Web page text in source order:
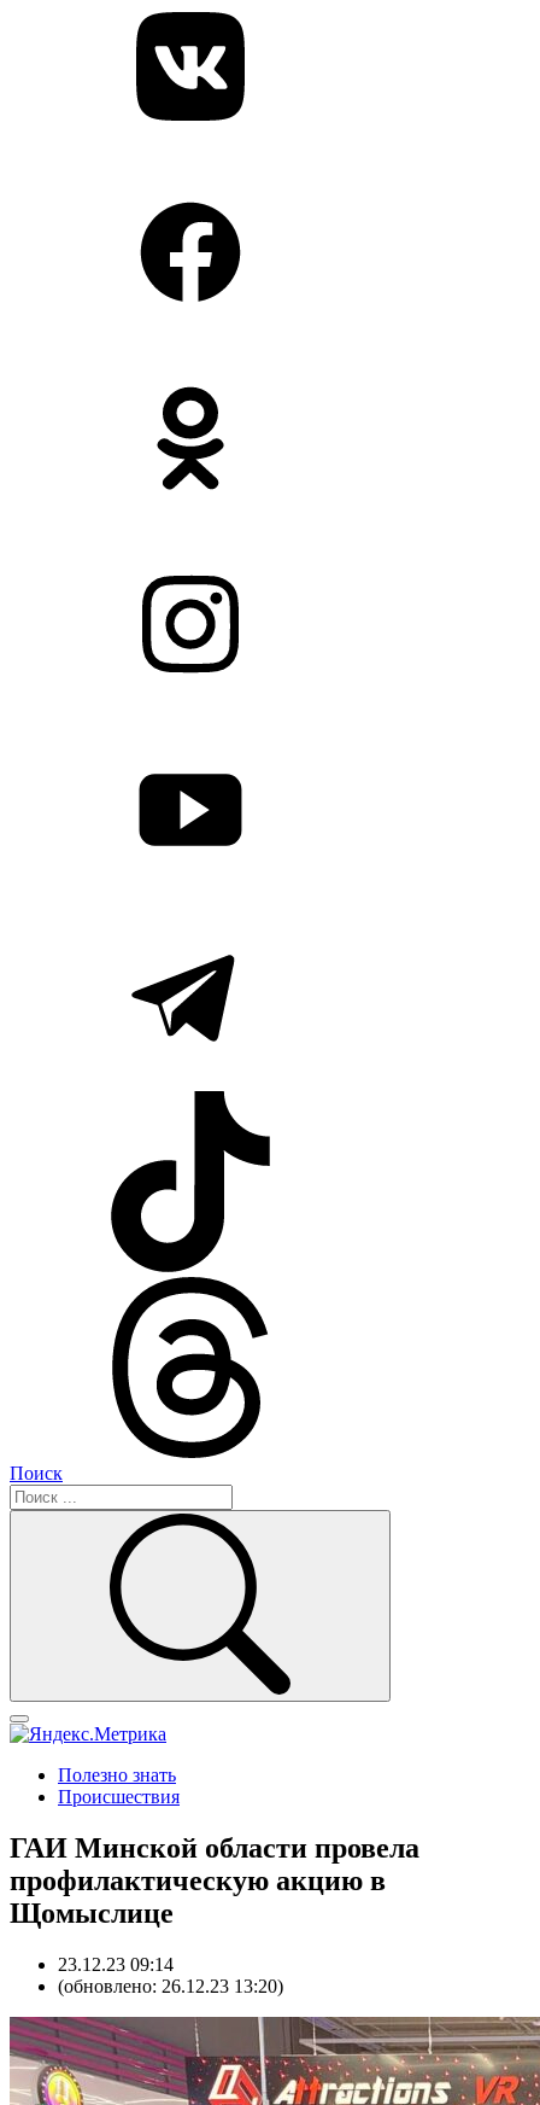
Поиск
Полезно знать
Происшествия
ГАИ Минской области провела
профилактическую акцию в
Щомыслице
23.12.23 09:14
(обновлено: 26.12.23 13:20)